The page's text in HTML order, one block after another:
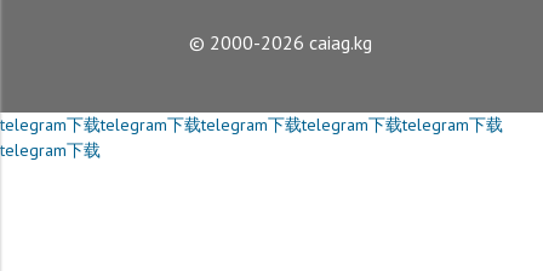
© 2000-2026 caiag.kg
telegram下载telegram下载telegram下载telegram下载telegram下载
telegram下载